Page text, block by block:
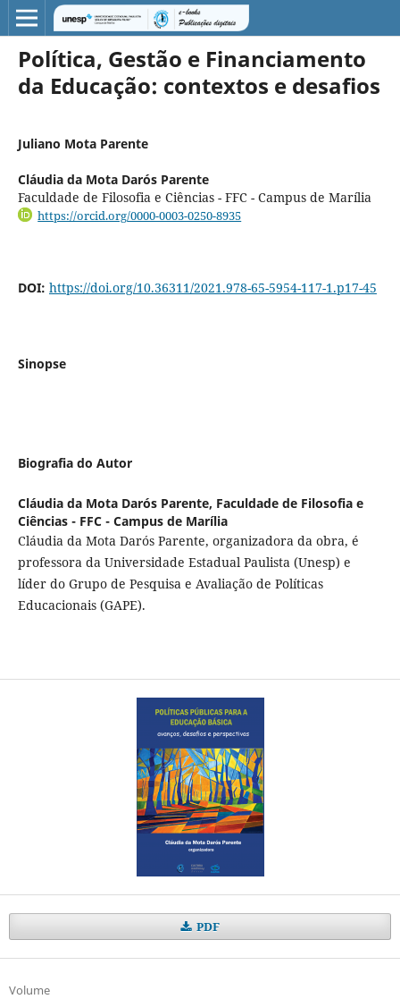
Política, Gestão e Financiamento
da Educação: contextos e desafios
Juliano Mota Parente
Cláudia da Mota Darós Parente
Faculdade de Filosofia e Ciências - FFC - Campus de Marília
https://orcid.org/0000-0003-0250-8935
DOI: https://doi.org/10.36311/2021.978-65-5954-117-1.p17-45
Sinopse
Biografia do Autor
Cláudia da Mota Darós Parente, Faculdade de Filosofia e
Ciências - FFC - Campus de Marília
Cláudia da Mota Darós Parente, organizadora da obra, é
professora da Universidade Estadual Paulista (Unesp) e
líder do Grupo de Pesquisa e Avaliação de Políticas
Educacionais (GAPE).
PDF
Volume